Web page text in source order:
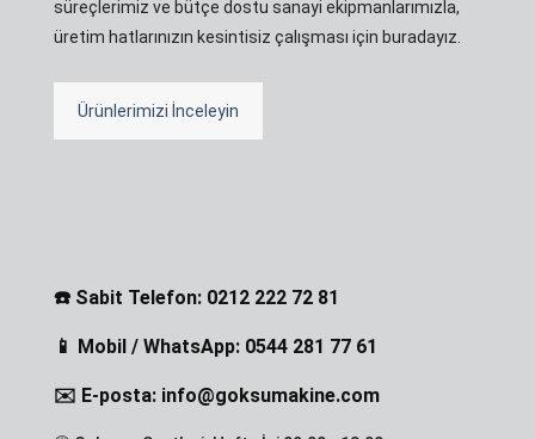
süreçlerimiz ve bütçe dostu sanayi ekipmanlarımızla,
üretim hatlarınızın kesintisiz çalışması için buradayız.
Ürünlerimizi İnceleyin
☎️ Sabit Telefon: 0212 222 72 81
📱 Mobil / WhatsApp: 0544 281 77 61
✉️ E-posta: info@goksumakine.com